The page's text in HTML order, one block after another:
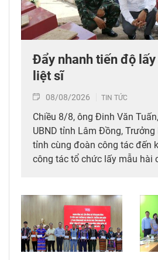
Đẩy nhanh tiến độ
liệt sĩ
08/08/2026 TIN TỨC
Chiều 8/8, ông Đinh Văn
UBND tỉnh Lâm Đồng,
tỉnh cùng đoàn công tác đến
công tác tổ chức lấy mẫu hài
thời tặng quà cho cán bộ,
công tác lấy mẫu tại đây.